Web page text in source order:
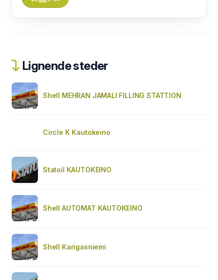
Lignende steder
Shell MEHRAN JAMALI FILLING STATTION
Circle K Kautokeino
Statoil KAUTOKEINO
Shell AUTOMAT KAUTOKEINO
Shell Karigasniemi